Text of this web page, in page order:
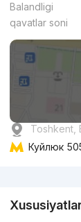
Balandligi
qavatlar soni
Toshkent,
Куйлюк